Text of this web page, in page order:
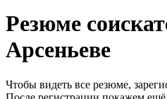
Резюме
Арсеньеве
Чтобы видеть все резюме,